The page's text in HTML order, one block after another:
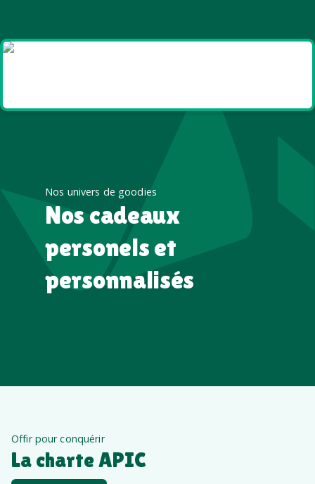
Nos univers de goodies
Nos cadeaux
personels et
personnalisés
Offir pour conquérir
La charte APIC